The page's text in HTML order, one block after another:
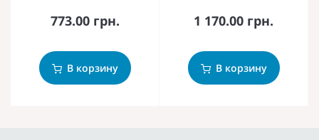
773.00 грн.
В корзину
1 170.00 грн.
В корзину